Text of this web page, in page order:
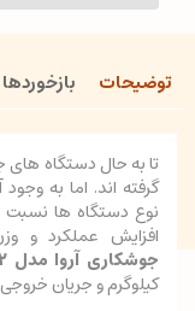
توضیحات بازخوردها
تا به حال دستگاه های
گرفته اند. اما به
نوع دستگاه ها نسبت
افزایش عملکرد و
جوشکاری آروا مدل ۲۱۷۲
کیلوگرم و جریان خروجی ۲۰۰ آمپر است.